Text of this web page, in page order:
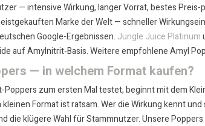
— intensive Wirkung, langer Vorrat, bestes
Marke der Welt — schneller
Google-Ergebnissen. Jungle Juice Platinum
auf Amylnitrit-Basis. Weitere empfohlene Amyl
— in welchem Format kaufen?
Poppers zum ersten Mal testet, beginnt mit dem
Format ist ratsam. Wer die Wirkung kennt
die klügere Wahl für Stammnutzer. UnserePoppers